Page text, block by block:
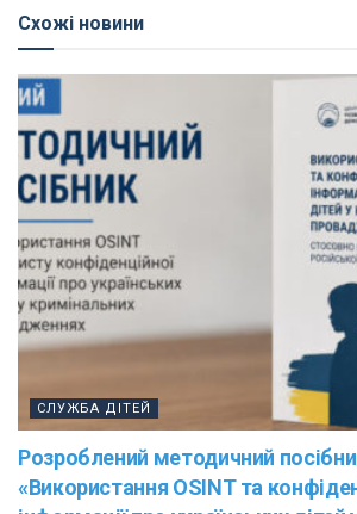
Схожі новини
СЛУЖБА ДІТЕЙ
Розроблений методичний
«Використання OSINT та